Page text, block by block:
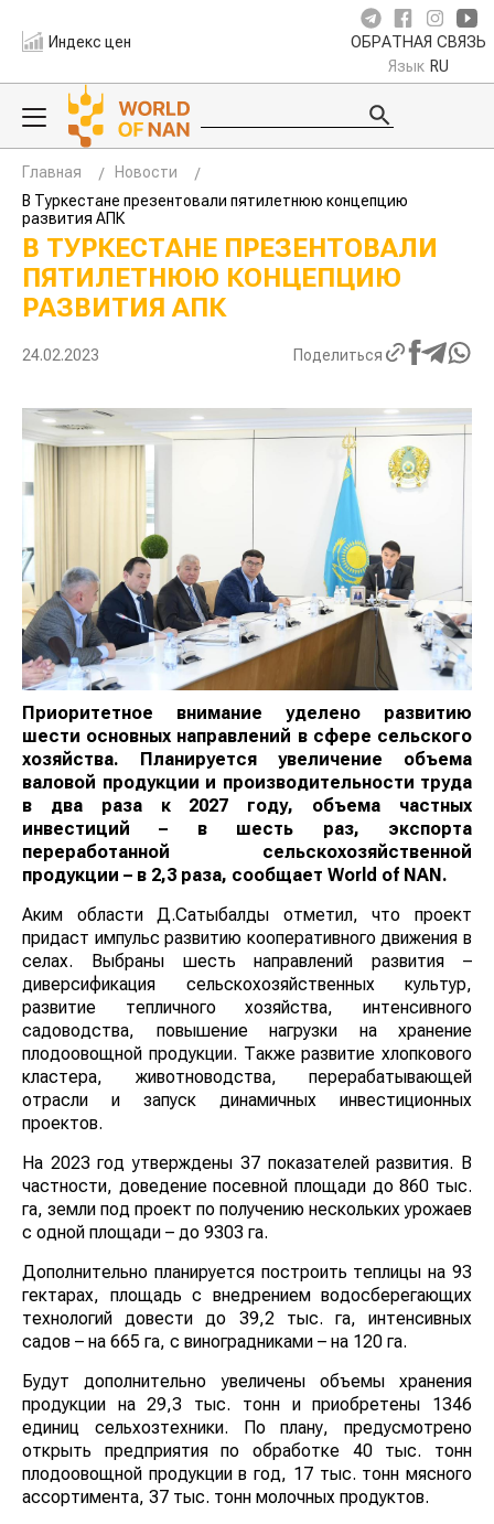
Индекс цен ОБРАТНАЯ СВЯЗЬ
Язык RU
Главная
Новости
В Туркестане презентовали пятилетнюю концепцию
развития АПК
В ТУРКЕСТАНЕ ПРЕЗЕНТОВАЛИ
ПЯТИЛЕТНЮЮ КОНЦЕПЦИЮ
РАЗВИТИЯ АПК
24.02.2023 Поделиться
Приоритетное внимание уделено развитию
шести основных направлений в сфере сельского
хозяйства. Планируется увеличение объема
валовой продукции и производительности труда
в два раза к 2027 году, объема частных
инвестиций – в шесть раз, экспорта
переработанной сельскохозяйственной
продукции – в 2,3 раза, сообщает World of NAN.
Аким области Д.Сатыбалды отметил, что проект
придаст импульс развитию кооперативного движения в
селах. Выбраны шесть направлений развития –
диверсификация сельскохозяйственных культур,
развитие тепличного хозяйства, интенсивного
садоводства, повышение нагрузки на хранение
плодоовощной продукции. Также развитие хлопкового
кластера, животноводства, перерабатывающей
отрасли и запуск динамичных инвестиционных
проектов.
На 2023 год утверждены 37 показателей развития. В
частности, доведение посевной площади до 860 тыс.
га, земли под проект по получению нескольких урожаев
с одной площади – до 9303 га.
Дополнительно планируется построить теплицы на 93
гектарах, площадь с внедрением водосберегающих
технологий довести до 39,2 тыс. га, интенсивных
садов – на 665 га, с виноградниками – на 120 га.
Будут дополнительно увеличены объемы хранения
продукции на 29,3 тыс. тонн и приобретены 1346
единиц сельхозтехники. По плану, предусмотрено
открыть предприятия по обработке 40 тыс. тонн
плодоовощной продукции в год, 17 тыс. тонн мясного
ассортимента, 37 тыс. тонн молочных продуктов.